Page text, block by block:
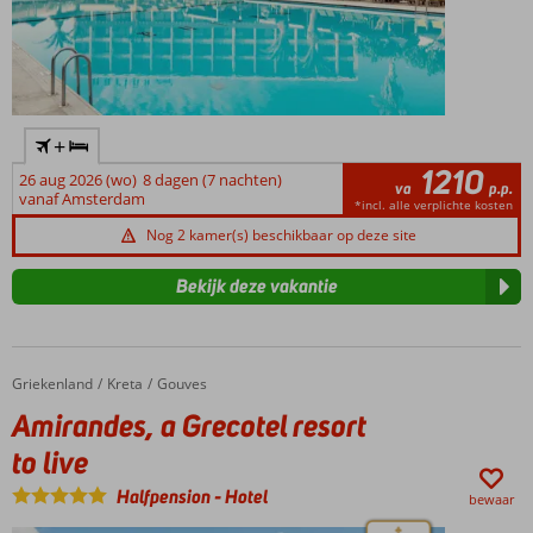
+
26 aug 2026 (wo) 8 dagen (7 nachten)
vanaf Amsterdam
va 1210 p.p.
*incl. alle verplichte kosten
Nog 2 kamer(s) beschikbaar op deze site
Bekijk deze vakantie
Home
Griekenland Kreta Gouves
Amirandes, a Grecotel resort to live
Amirandes, a Grecotel resort
to live
Halfpension-Hotel bewaar